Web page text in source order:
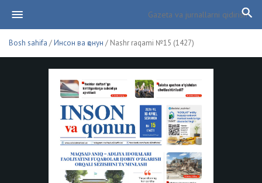
Bosh sahifa /Инсон ва қонун / Nashr raqami №15 (1427)